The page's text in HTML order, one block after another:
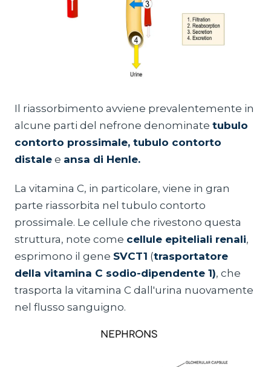
Il riassorbimento avviene prevalentemente in
alcune parti del nefrone denominate tubulo
contorto prossimale, tubulo contorto
distale e ansa di Henle.
La vitamina C, in particolare, viene in gran
parte riassorbita nel tubulo contorto
prossimale. Le cellule che rivestono questa
struttura, note come cellule epiteliali renali,
esprimono il gene SVCT1 (trasportatore
della vitamina C sodio-dipendente 1), che
trasporta la vitamina C dall'urina nuovamente
nel flusso sanguigno.